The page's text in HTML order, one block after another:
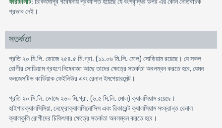
ফারটিলিটি: চিকিৎসাপূর্ব গবেষনায় প্রকাশিত হয়েছে যে বংশবৃদ্ধির উপর এর কোন নেতিবাচক
প্রভাব নেই।
সতর্কতা
প্রতি ২০ মি.লি. ডোজে ২৫৪.৫ মি.গ্রা. (১১.০৬ মি.লি. মোল) সোডিয়াম রয়েছে। যে সকল
রোগীর সোডিয়াম গ্রহণে নিষেধাজ্ঞা আছে তাদের ক্ষেত্রে সতর্কতা অবলম্বন করতে হবে, যেমন
কনজেসটিভ কার্ডিয়াক ফেইলিউর এবং রেনাল ইমপেয়ারমেন্ট।
প্রতি ২০ মি.লি. ডোজে ২৬০ মি.গ্রা. (৬.৫ মি.লি. মোল) ক্যালসিয়াম রয়েছে।
হাইপারক্যালসিমিয়া, নেফ্রোক্যালসিনোসিস এবং রিকারেন্ট ক্যালসিয়াম সংক্রান্ত রেনাল
ক্যালকুলি রোগীদের চিকিৎসার ক্ষেত্রে সতর্কতা অবলম্বন করতে হবে।